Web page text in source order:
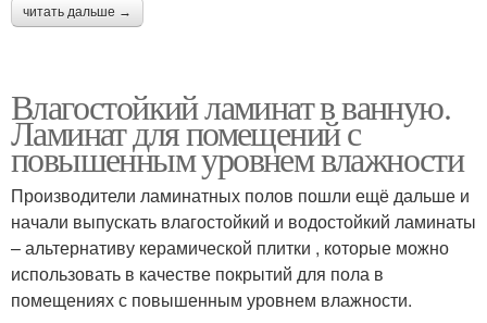
читать дальше →
Влагостойкий ламинат в ванную.
Ламинат для помещений с
повышенным уровнем влажности
Производители ламинатных полов пошли ещё дальше и
начали выпускать влагостойкий и водостойкий ламинаты
– альтернативу керамической плитки , которые можно
использовать в качестве покрытий для пола в
помещениях с повышенным уровнем влажности.